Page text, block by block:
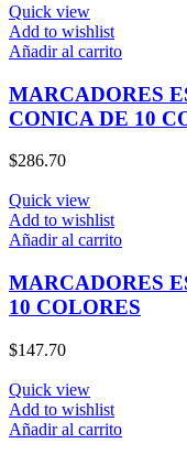
Quick view
Add to wishlist
Añadir al carrito
MARCADORES
CONICA DE 10
$286.70
Quick view
Add to wishlist
Añadir al carrito
MARCADORES
10 COLORES
$147.70
Quick view
Add to wishlist
Añadir al carrito